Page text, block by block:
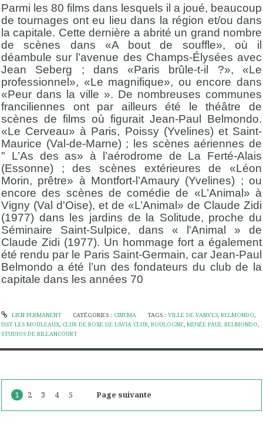
Parmi les 80 films dans lesquels il a joué, beaucoup
de tournages ont eu lieu dans la région et/ou dans
la capitale. Cette dernière a abrité un grand nombre
de scènes dans «A bout de souffle», où il
déambule sur l’avenue des Champs-Élysées avec
Jean Seberg ; dans «Paris brûle-t-il ?», «Le
professionnel», «Le magnifique», ou encore dans
«Peur dans la ville ». De nombreuses communes
franciliennes ont par ailleurs été le théâtre de
scènes de films où figurait Jean-Paul Belmondo.
«Le Cerveau» à Paris, Poissy (Yvelines) et Saint-
Maurice (Val-de-Marne) ; les scènes aériennes de
" L’As des as» à l’aérodrome de La Ferté-Alais
(Essonne) ; des scènes extérieures de «Léon
Morin, prêtre» à Montfort-l’Amaury (Yvelines) ; ou
encore des scènes de comédie de «L’Animal» à
Vigny (Val d'Oise), et de «L’Animal» de Claude Zidi
(1977) dans les jardins de la Solitude, proche du
Séminaire Saint-Sulpice, dans « l'Animal » de
Claude Zidi (1977). Un hommage fort a également
été rendu par le Paris Saint-Germain, car Jean-Paul
Belmondo a été l’un des fondateurs du club de la
capitale dans les années 70
LIEN PERMANENT CATÉGORIES : CINEMA TAGS :VILLE DE VANVES,BELMONDO,
ISSY LES MOULEAUX, CLUB DE BOXE DE L’AVIA CLUB, BOULOGNE, MUSÉE PAUL BELMONDO,
STUDIOS DE BILLANCOURT
1 2 3 4 5 Page suivante